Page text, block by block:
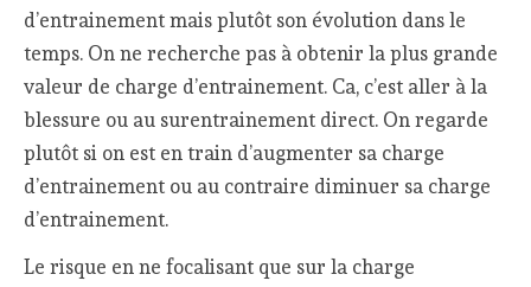
d’entrainement mais plutôt son évolution dans le
temps. On ne recherche pas à obtenir la plus grande
valeur de charge d’entrainement. Ca, c’est aller à la
blessure ou au surentrainement direct. On regarde
plutôt si on est en train d’augmenter sa charge
d’entrainement ou au contraire diminuer sa charge
d’entrainement.
Le risque en ne focalisant que sur la charge